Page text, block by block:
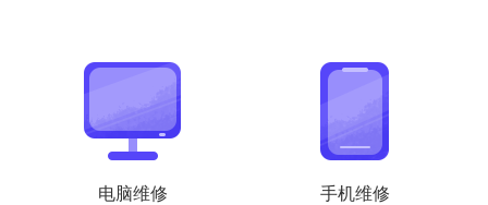
电脑维修 手机维修